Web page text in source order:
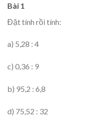
Bài 1
Đặt tính rồi tính:
a) 5,28 : 4
c) 0,36 : 9
b) 95,2 : 6,8
d) 75,52 : 32